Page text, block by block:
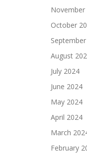
November
October
August
July 2024
June 2024
May 2024
April 2024
March
February